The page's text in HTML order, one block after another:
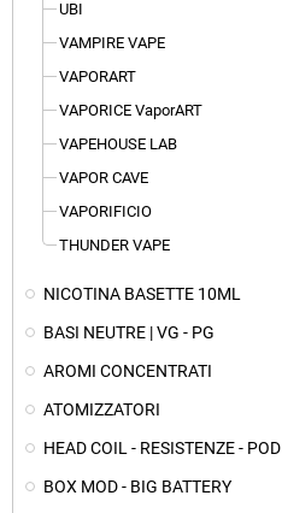
UBI
VAMPIRE VAPE
VAPORART
VAPORICE VaporART
VAPEHOUSE LAB
VAPOR CAVE
VAPORIFICIO
THUNDER VAPE
NICOTINA BASETTE 10ML
BASI NEUTRE | VG - PG
AROMI CONCENTRATI
ATOMIZZATORI
HEAD COIL - RESISTENZE - POD
BOX MOD - BIG BATTERY